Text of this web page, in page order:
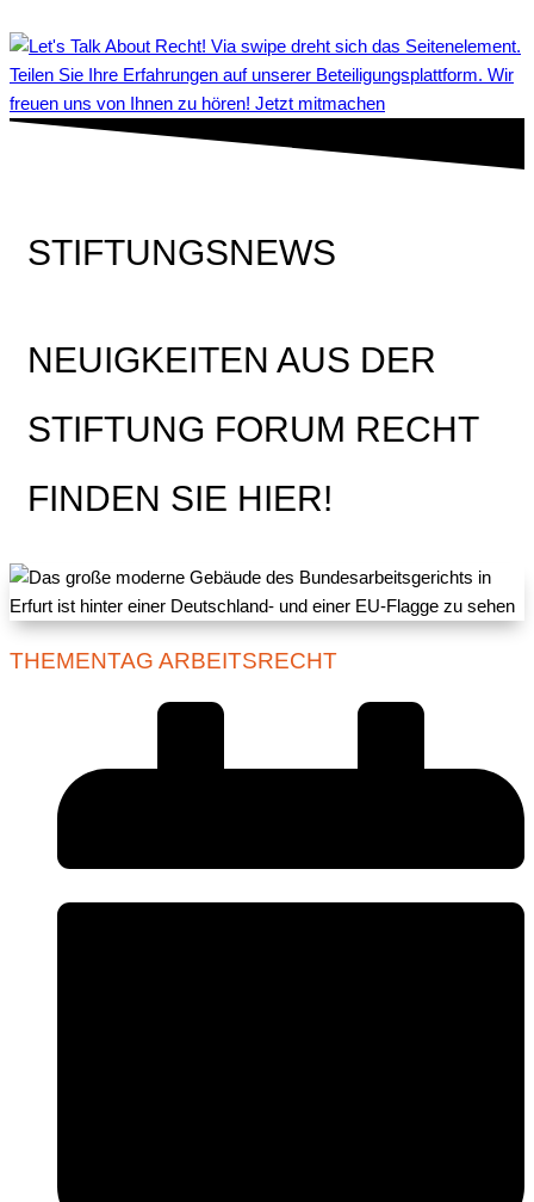
Teilen Sie Ihre Erfahrungen auf unserer Beteiligungsplattform. Wir
freuen uns von Ihnen zu hören! Jetzt mitmachen
STIFTUNGSNEWS
NEUIGKEITEN AUS DER
STIFTUNG FORUM RECHT
FINDEN SIE HIER!
THEMENTAG ARBEITSRECHT